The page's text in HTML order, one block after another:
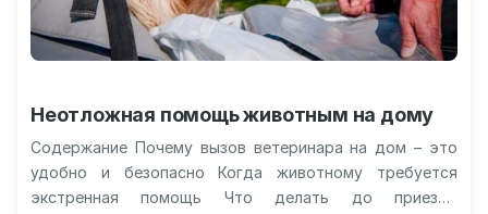
Неотложная помощь животным на дому
Содержание Почему вызов ветеринара на дом – это
удобно и безопасно Когда животному требуется
экстренная помощь Что делать до приезда